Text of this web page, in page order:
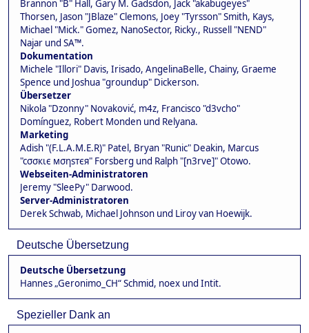
Brannon "B" Hall, Gary M. Gadsdon, Jack "akabugeyes"
Thorsen, Jason "JBlaze" Clemons, Joey "Tyrsson" Smith, Kays,
Michael "Mick." Gomez, NanoSector, Ricky., Russell "NEND"
Najar und SA™.
Dokumentation
Michele "Illori" Davis, Irisado, AngelinaBelle, Chainy, Graeme
Spence und Joshua "groundup" Dickerson.
Übersetzer
Nikola "Dzonny" Novaković, m4z, Francisco "d3vcho"
Domínguez, Robert Monden und Relyana.
Marketing
Adish "(F.L.A.M.E.R)" Patel, Bryan "Runic" Deakin, Marcus
"cσσкιє мσηѕтєя" Forsberg und Ralph "[n3rve]" Otowo.
Webseiten-Administratoren
Jeremy "SleePy" Darwood.
Server-Administratoren
Derek Schwab, Michael Johnson und Liroy van Hoewijk.
Deutsche Übersetzung
Deutsche Übersetzung
Hannes „Geronimo_CH“ Schmid, noex und Intit.
Spezieller Dank an